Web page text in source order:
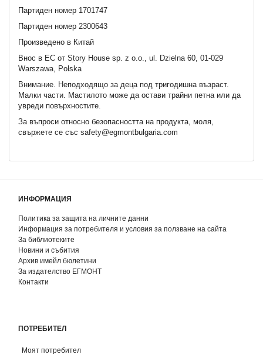
Партиден номер 1701747
Партиден номер 2300643
Произведено в Китай
Внос в ЕС от Story House sp. z o.o., ul. Dzielna 60, 01-029
Warszawa, Polska
Внимание. Неподходящo за деца под тригодишна възраст.
Малки части. Мастилото може да остави трайни петна или да
увреди повърхностите.
За въпроси относно безопасността на продукта, моля,
свържете се със safety@egmontbulgaria.com
ИНФОРМАЦИЯ
Политика за защита на личните данни
Информация за потребителя и условия за ползване на сайта
За библиотеките
Новини и събития
Архив имейл бюлетини
За издателство ЕГМОНТ
Контакти
ПОТРЕБИТЕЛ
Моят потребител